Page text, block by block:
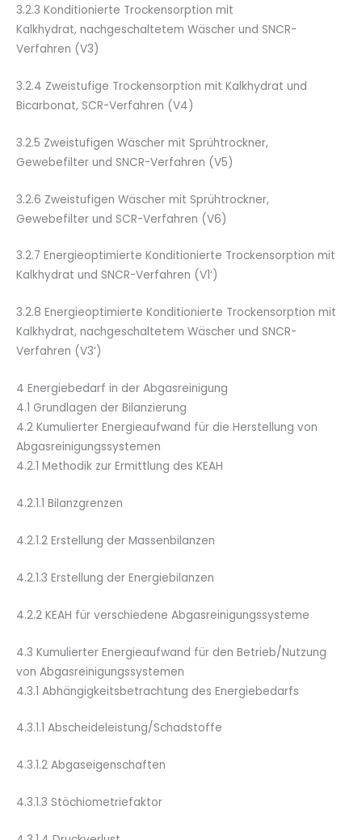
3.2.3 Konditionierte Trockensorption mit
Kalkhydrat, nachgeschaltetem Wäscher und SNCR-
Verfahren (V3)
3.2.4 Zweistufige Trockensorption mit Kalkhydrat und
Bicarbonat, SCR-Verfahren (V4)
3.2.5 Zweistufigen Wäscher mit Sprühtrockner,
Gewebefilter und SNCR-Verfahren (V5)
3.2.6 Zweistufigen Wäscher mit Sprühtrockner,
Gewebefilter und SCR-Verfahren (V6)
3.2.7 Energieoptimierte Konditionierte Trockensorption mit
Kalkhydrat und SNCR-Verfahren (V1‘)
3.2.8 Energieoptimierte Konditionierte Trockensorption mit
Kalkhydrat, nachgeschaltetem Wäscher und SNCR-
Verfahren (V3‘)
4 Energiebedarf in der Abgasreinigung
4.1 Grundlagen der Bilanzierung
4.2 Kumulierter Energieaufwand für die Herstellung von
Abgasreinigungssystemen
4.2.1 Methodik zur Ermittlung des KEAH
4.2.1.1 Bilanzgrenzen
4.2.1.2 Erstellung der Massenbilanzen
4.2.1.3 Erstellung der Energiebilanzen
4.2.2 KEAH für verschiedene Abgasreinigungssysteme
4.3 Kumulierter Energieaufwand für den Betrieb/Nutzung
von Abgasreinigungssystemen
4.3.1 Abhängigkeitsbetrachtung des Energiebedarfs
4.3.1.1 Abscheideleistung/Schadstoffe
4.3.1.2 Abgaseigenschaften
4.3.1.3 Stöchiometriefaktor